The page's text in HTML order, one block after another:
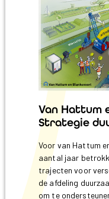
Van Hattum
Strategie
Voor van Hattum
aantal jaar
trajecten voor
de afdeling
om te